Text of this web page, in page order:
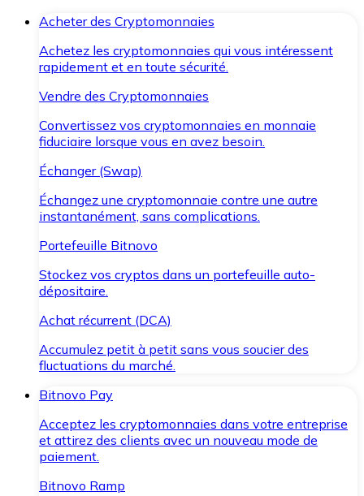
Acheter des Cryptomonnaies
Achetez les cryptomonnaies qui vous intéressent
rapidement et en toute sécurité.
Vendre des Cryptomonnaies
Convertissez vos cryptomonnaies en monnaie
fiduciaire lorsque vous en avez besoin.
Échanger (Swap)
Échangez une cryptomonnaie contre une autre
instantanément, sans complications.
Portefeuille Bitnovo
Stockez vos cryptos dans un portefeuille auto-
dépositaire.
Achat récurrent (DCA)
Accumulez petit à petit sans vous soucier des
fluctuations du marché.
Bitnovo Pay
Acceptez les cryptomonnaies dans votre entreprise
et attirez des clients avec un nouveau mode de
paiement.
Bitnovo Ramp